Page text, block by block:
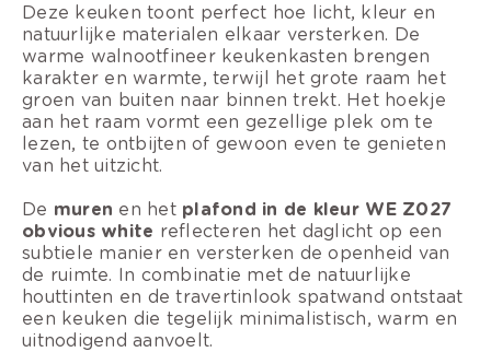
Deze keuken toont perfect hoe licht, kleur en
natuurlijke materialen elkaar versterken. De
warme walnootfineer keukenkasten brengen
karakter en warmte, terwijl het grote raam het
groen van buiten naar binnen trekt. Het hoekje
aan het raam vormt een gezellige plek om te
lezen, te ontbijten of gewoon even te genieten
van het uitzicht.
De muren en het plafond in de kleur WE Z027
obvious white reflecteren het daglicht op een
subtiele manier en versterken de openheid van
de ruimte. In combinatie met de natuurlijke
houttinten en de travertinlook spatwand ontstaat
een keuken die tegelijk minimalistisch, warm en
uitnodigend aanvoelt.